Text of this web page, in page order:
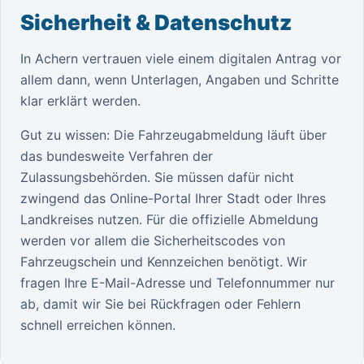
Sicherheit & Datenschutz
In Achern vertrauen viele einem digitalen Antrag vor
allem dann, wenn Unterlagen, Angaben und Schritte
klar erklärt werden.
Gut zu wissen: Die Fahrzeugabmeldung läuft über
das bundesweite Verfahren der
Zulassungsbehörden. Sie müssen dafür nicht
zwingend das Online-Portal Ihrer Stadt oder Ihres
Landkreises nutzen. Für die offizielle Abmeldung
werden vor allem die Sicherheitscodes von
Fahrzeugschein und Kennzeichen benötigt. Wir
fragen Ihre E-Mail-Adresse und Telefonnummer nur
ab, damit wir Sie bei Rückfragen oder Fehlern
schnell erreichen können.